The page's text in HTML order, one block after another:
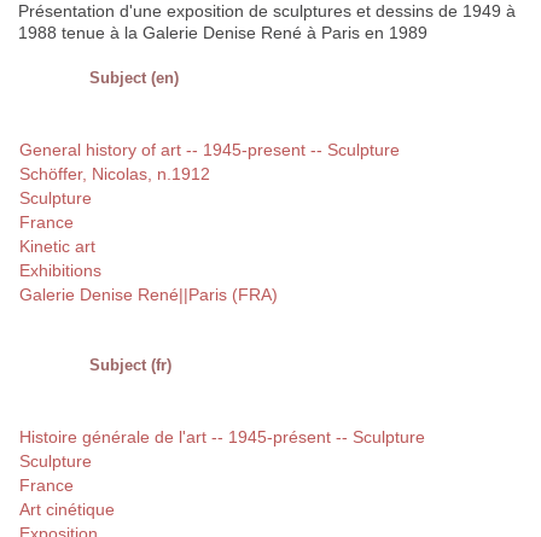
Présentation d'une exposition de sculptures et dessins de 1949 à
1988 tenue à la Galerie Denise René à Paris en 1989
Subject (en)
General history of art -- 1945-present -- Sculpture
Schöffer, Nicolas, n.1912
Sculpture
France
Kinetic art
Exhibitions
Galerie Denise René||Paris (FRA)
Subject (fr)
Histoire générale de l'art -- 1945-présent -- Sculpture
Sculpture
France
Art cinétique